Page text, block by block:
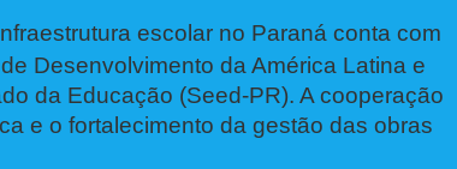
escolar no Paraná conta com
Desenvolvimento da América Latina e
da Educação (Seed-PR). A cooperação
e o fortalecimento da gestão das obras